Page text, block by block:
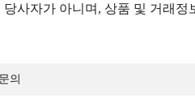
사자가 아니며, 상품 및 거래
의